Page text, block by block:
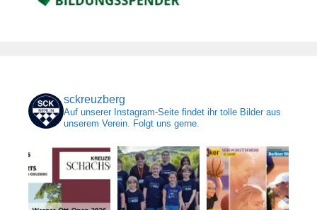
sckreuzberg
Auf unserer Instagram-Seite findet ihr tolle Bilder aus
unserem Verein. Folgt uns gerne.